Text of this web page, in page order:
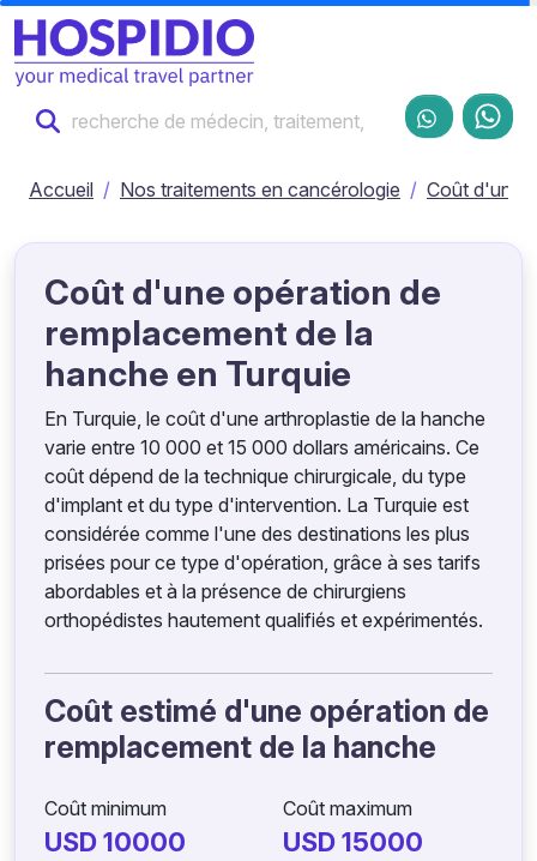
Accueil Nos traitements en cancérologie Coût d'une
Coût d'une opération de
remplacement de la
hanche en Turquie
En Turquie, le coût d'une arthroplastie de la hanche
varie entre 10 000 et 15 000 dollars américains. Ce
coût dépend de la technique chirurgicale, du type
d'implant et du type d'intervention. La Turquie est
considérée comme l'une des destinations les plus
prisées pour ce type d'opération, grâce à ses tarifs
abordables et à la présence de chirurgiens
orthopédistes hautement qualifiés et expérimentés.
Coût estimé d'une opération de
remplacement de la hanche
Coût minimum
USD 10000
Coût maximum
USD 15000